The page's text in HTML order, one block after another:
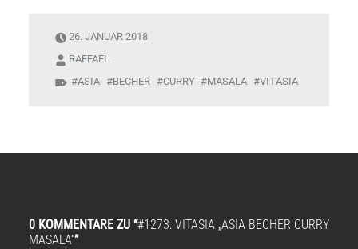
26. JANUAR 2018
RAFFAEL
ASIA
BECHER CURRY MASALA VITASIA
0 KOMMENTARE ZU “#1273: VITASIA „ASIA BECHER CURRY
MASALA“”